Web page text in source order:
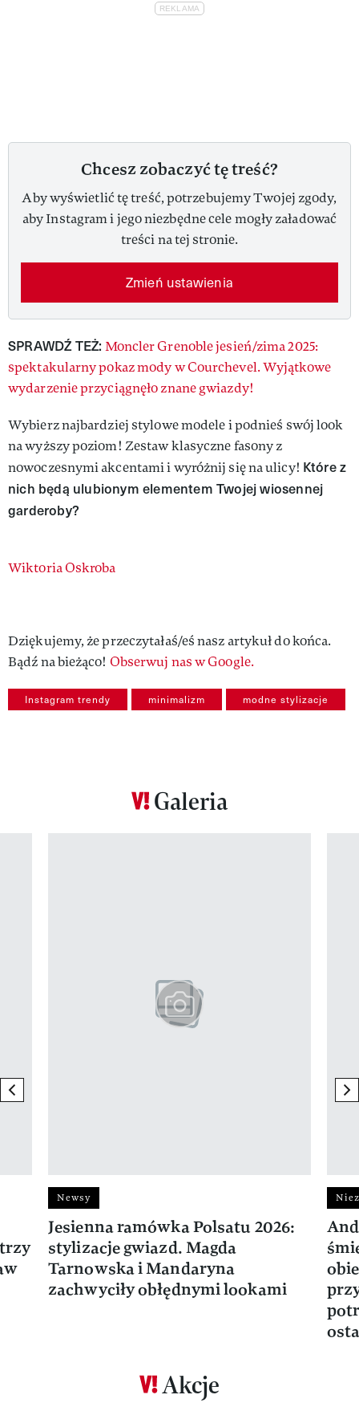
Chcesz zobaczyć tę treść?
Aby wyświetlić tę treść, potrzebujemy Twojej zgody,
aby Instagram i jego niezbędne cele mogły załadować
treści na tej stronie.
Zmień ustawienia
SPRAWDŹ TEŻ: Moncler Grenoble jesień/zima 2025:
spektakularny pokaz mody w Courchevel. Wyjątkowe
wydarzenie przyciągnęło znane gwiazdy!
Wybierz najbardziej stylowe modele i podnieś swój look
na wyższy poziom! Zestaw klasyczne fasony z
nowoczesnymi akcentami i wyróżnij się na ulicy! Które z
nich będą ulubionym elementem Twojej wiosennej
garderoby?
Authors
Wiktoria Oskroba
Dziękujemy, że przeczytałaś/eś nasz artykuł do końca.
Bądź na bieżąco! Obserwuj nas w Google.
Instagram trendy minimalizm modne stylizacje
Galeria
previous element
Newsy
Jesienna ramówka Polsatu 2026:
stylizacje gwiazd. Magda
Tarnowska i Mandaryna
zachwyciły obłędnymi lookami
Akcje